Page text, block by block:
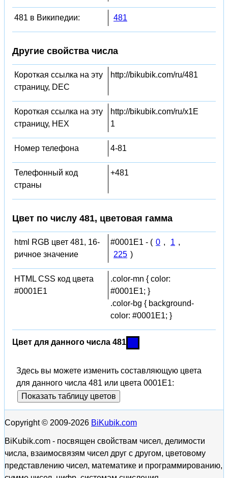
481 в Википедии: 481
Другие свойства числа
Короткая ссылка на эту
страницу, DEC
http://bikubik.com/ru/481
Короткая ссылка на эту
страницу, HEX
http://bikubik.com/ru/x1E
1
Номер телефона 4-81
Телефонный код
страны
+481
Цвет по числу 481, цветовая гамма
html RGB цвет 481, 16-
ричное значение
#0001E1 - ( 0 , 1 ,
225 )
HTML CSS код цвета
#0001E1
.color-mn { color:
#0001E1; }
.color-bg { background-
color: #0001E1; }
Цвет для данного числа 481
Здесь вы можете изменить составляющую цвета
для данного числа 481 или цвета 0001E1:
Показать таблицу цветов
Copyright © 2009-2026 BiKubik.com
BiKubik.com - посвящен свойствам чисел, делимости
числа, взаимосвязям чисел друг с другом, цветовому
представлению чисел, математике и программированию,